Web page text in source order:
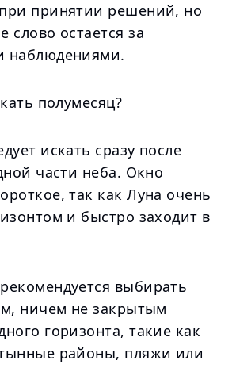
принятии решений, но
слово остается за
наблюдениями.
полумесяц?
искать сразу после
части неба. Окно
так как Луна очень
и быстро заходит в
выбирать
ничем не закрытым
горизонта, такие как
районы, пляжи или